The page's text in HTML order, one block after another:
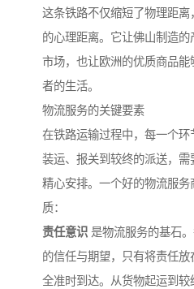
这条铁路不仅缩短了物理距离
的心理距离。它让佛山制造
市场，也让欧洲的优质商品
者的生活。
物流服务的关键要素
在铁路运输过程中，每一个
装运、报关到较终的派送，
精心安排。一个好的物流服
质：
责任意识 是物流服务的基石
的信任与期望，只有将责任
全准时到达。从货物起运到